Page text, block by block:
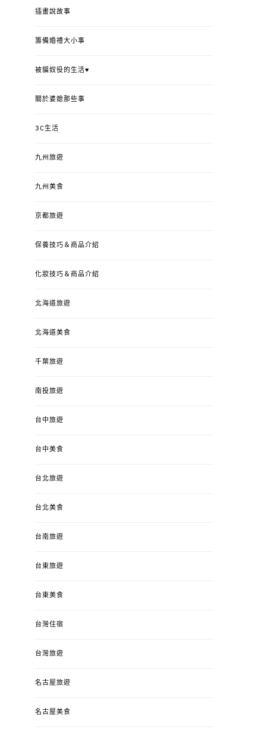
錯、認識華德福
ON
插畫說故事
籌備婚禮大小事
被貓奴役的生活♥
關於婆媳那些事
3C生活
九州旅遊
九州美食
京都旅遊
保養技巧＆商品介紹
化妝技巧＆商品介紹
北海道旅遊
北海道美食
千葉旅遊
南投旅遊
台中旅遊
台中美食
台北旅遊
台北美食
台南旅遊
台東旅遊
台東美食
台灣住宿
台灣旅遊
名古屋旅遊
名古屋美食